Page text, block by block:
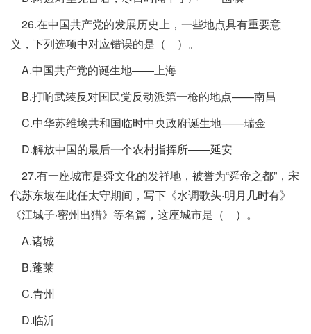
26.在中国共产党的发展历史上，一些地点具有重要意
义，下列选项中对应错误的是（ ）。
A.中国共产党的诞生地——上海
B.打响武装反对国民党反动派第一枪的地点——南昌
C.中华苏维埃共和国临时中央政府诞生地——瑞金
D.解放中国的最后一个农村指挥所——延安
27.有一座城市是舜文化的发祥地，被誉为“舜帝之都”，宋
代苏东坡在此任太守期间，写下《水调歌头·明月几时有》
《江城子·密州出猎》等名篇，这座城市是（ ）。
A.诸城
B.蓬莱
C.青州
D.临沂